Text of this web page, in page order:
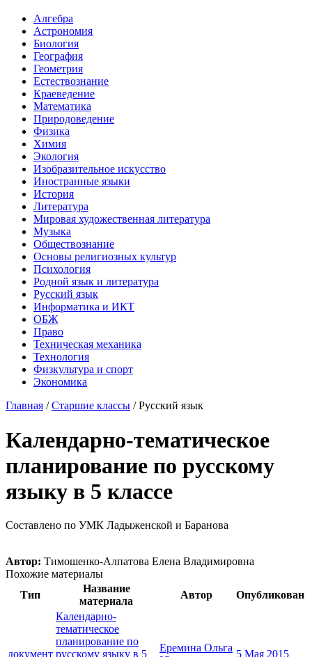
Алгебра
Астрономия
Биология
География
Геометрия
Естествознание
Краеведение
Математика
Природоведение
Физика
Химия
Экология
Изобразительное искусство
Иностранные языки
История
Литература
Мировая художественная литература
Музыка
Обществознание
Основы религиозных культур
Психология
Родной язык и литература
Русский язык
Информатика и ИКТ
ОБЖ
Право
Техническая механика
Технология
Физкультура и спорт
Экономика
Главная /Старшие классы /Русский язык
Календарно-тематическое
планирование по русскому
языку в 5 классе
Составлено по УМК Ладыженской и Баранова
Автор: Тимошенко-Алпатова Елена Владимировна
Похожие материалы
Тип
Название
материала
Автор Опубликован
документ
Календарно-
тематическое
планирование по
русскому языку в 5
Еремина Ольга
5 Мая 2015